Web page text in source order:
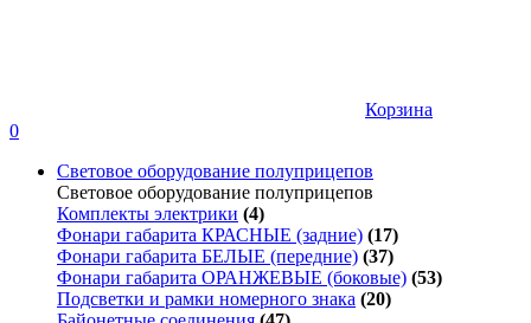
Корзина
0
Световое оборудование полуприцепов
Световое оборудование полуприцепов
Комплекты электрики (4)
Фонари габарита КРАСНЫЕ (задние) (17)
Фонари габарита БЕЛЫЕ (передние) (37)
Фонари габарита ОРАНЖЕВЫЕ (боковые) (53)
Подсветки и рамки номерного знака (20)